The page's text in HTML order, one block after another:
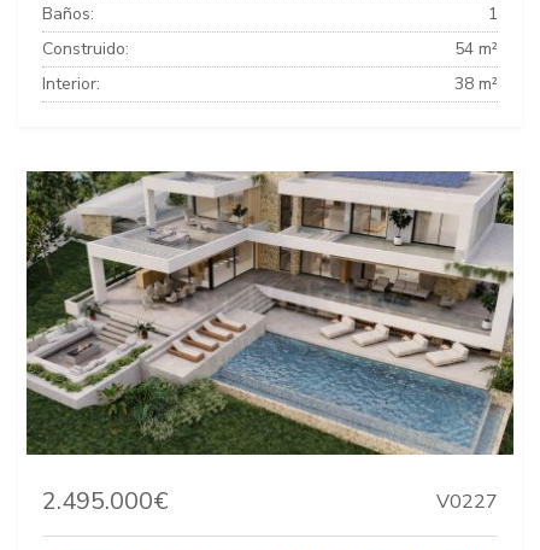
Baños:
1
Construido:
54 m²
Interior:
38 m²
2.495.000€ V0227